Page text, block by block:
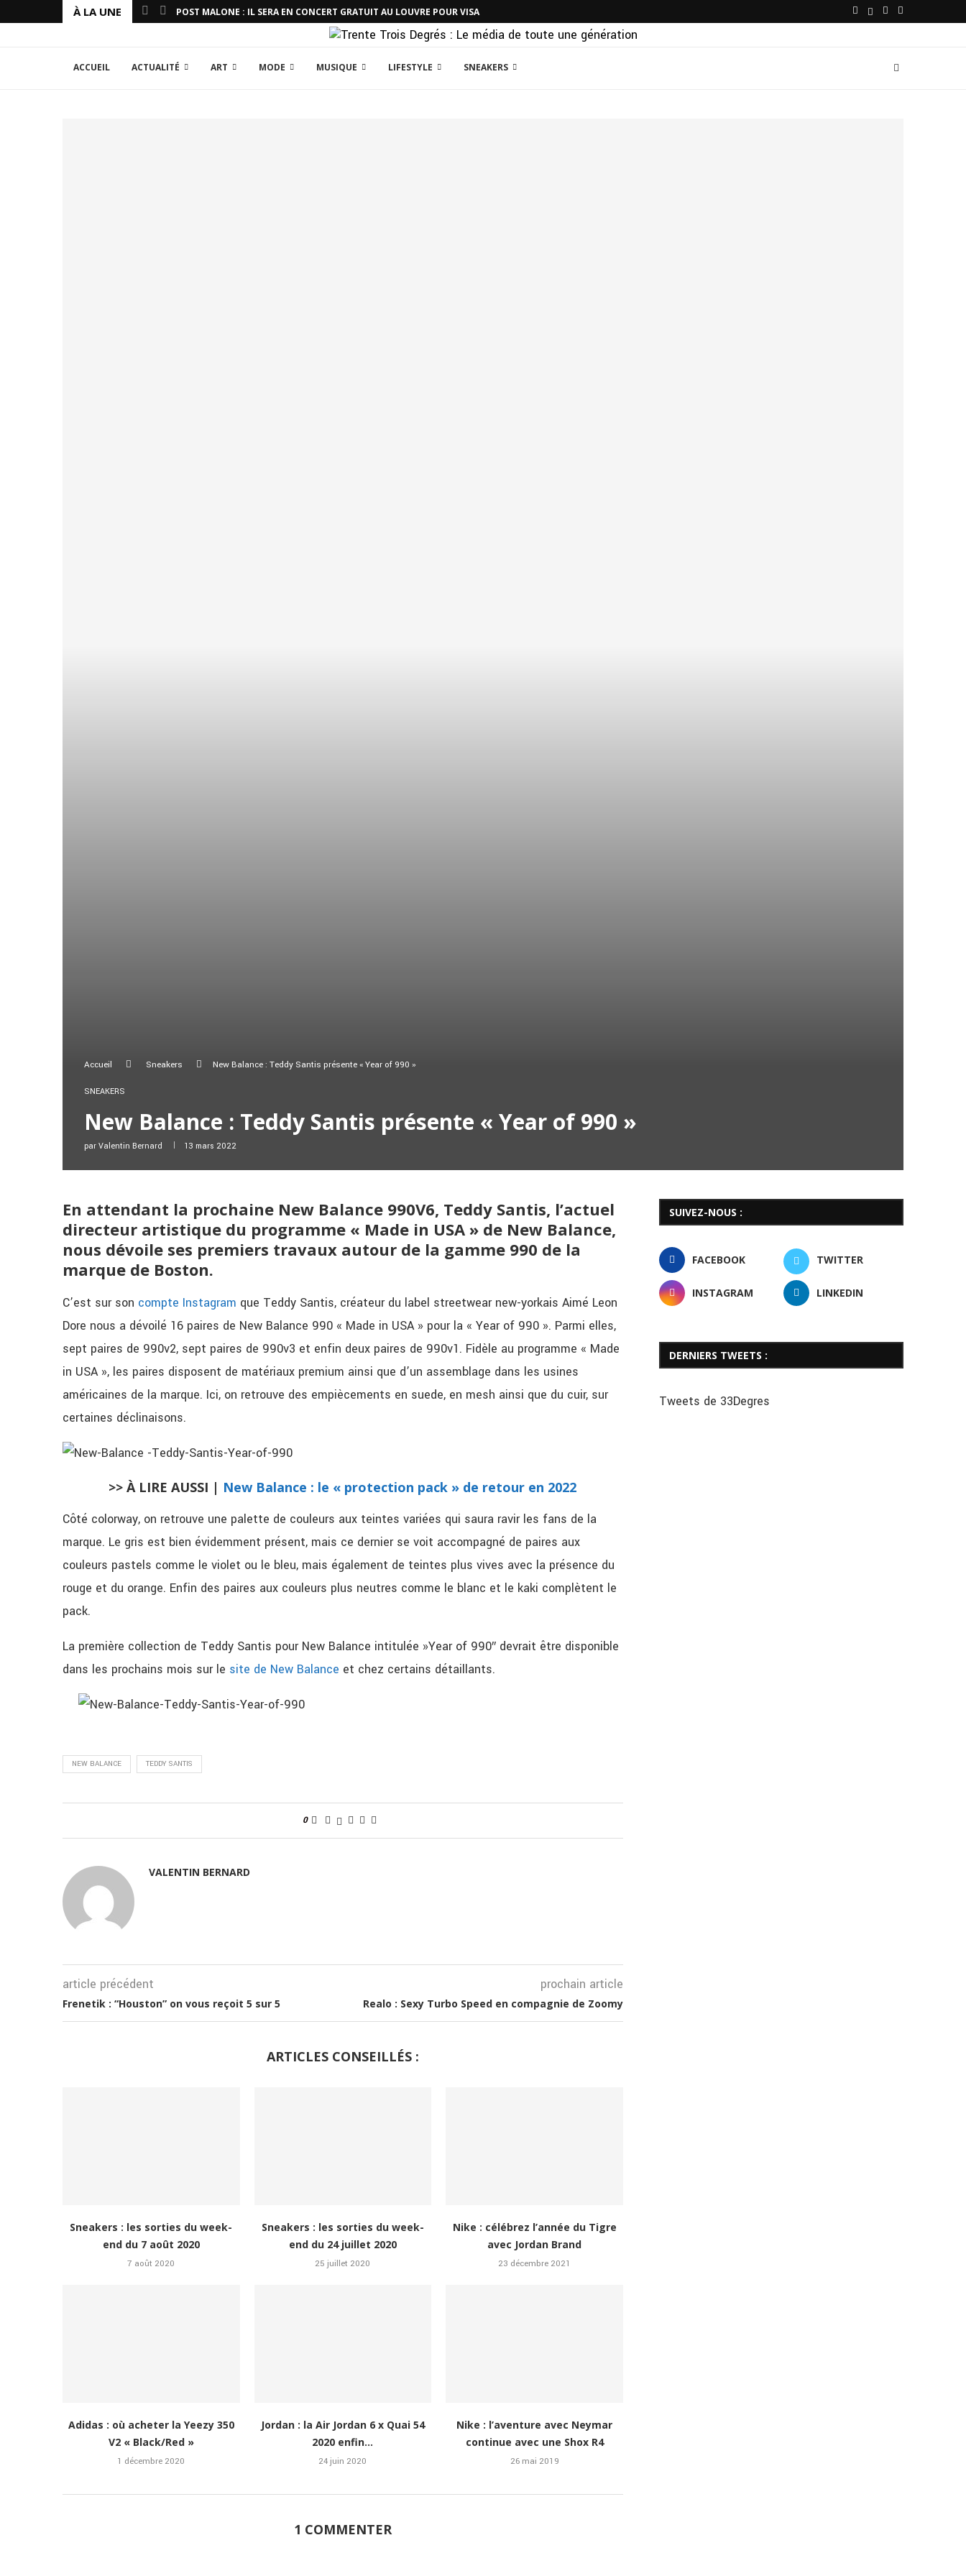
À LA UNE POST MALONE : IL SERA EN CONCERT GRATUIT AU LOUVRE POUR VISA
ACCUEIL ACTUALITÉ ART MODE MUSIQUE LIFESTYLE SNEAKERS
Accueil Sneakers New Balance : Teddy Santis présente « Year of 990 »
SNEAKERS
New Balance : Teddy Santis présente « Year of 990 »
par Valentin Bernard 13 mars 2022
En attendant la prochaine New Balance 990V6, Teddy Santis, l’actuel
directeur artistique du programme « Made in USA » de New Balance,
nous dévoile ses premiers travaux autour de la gamme 990 de la
marque de Boston.
C’est sur son compte Instagram que Teddy Santis, créateur du label streetwear new-yorkais Aimé Leon
Dore nous a dévoilé 16 paires de New Balance 990 « Made in USA » pour la « Year of 990 ». Parmi elles,
sept paires de 990v2, sept paires de 990v3 et enfin deux paires de 990v1. Fidèle au programme « Made
in USA », les paires disposent de matériaux premium ainsi que d’un assemblage dans les usines
américaines de la marque. Ici, on retrouve des empiècements en suede, en mesh ainsi que du cuir, sur
certaines déclinaisons.
>> À LIRE AUSSI | New Balance : le « protection pack » de retour en 2022
Côté colorway, on retrouve une palette de couleurs aux teintes variées qui saura ravir les fans de la
marque. Le gris est bien évidemment présent, mais ce dernier se voit accompagné de paires aux
couleurs pastels comme le violet ou le bleu, mais également de teintes plus vives avec la présence du
rouge et du orange. Enfin des paires aux couleurs plus neutres comme le blanc et le kaki complètent le
pack.
La première collection de Teddy Santis pour New Balance intitulée »Year of 990″ devrait être disponible
dans les prochains mois sur le site de New Balance et chez certains détaillants.
NEW BALANCE TEDDY SANTIS
0
VALENTIN BERNARD
article précédent
Frenetik : “Houston” on vous reçoit 5 sur 5
prochain article
Realo : Sexy Turbo Speed en compagnie de Zoomy
ARTICLES CONSEILLÉS :
Sneakers : les sorties du week-
end du 7 août 2020
7 août 2020
Sneakers : les sorties du week-
end du 24 juillet 2020
25 juillet 2020
Nike : célébrez l’année du Tigre
avec Jordan Brand
23 décembre 2021
Adidas : où acheter la Yeezy 350
V2 « Black/Red »
1 décembre 2020
Jordan : la Air Jordan 6 x Quai 54
2020 enfin...
24 juin 2020
Nike : l’aventure avec Neymar
continue avec une Shox R4
26 mai 2019
1 COMMENTER
SUIVEZ-NOUS :
FACEBOOK TWITTER
INSTAGRAM LINKEDIN
DERNIERS TWEETS :
Tweets de 33Degres